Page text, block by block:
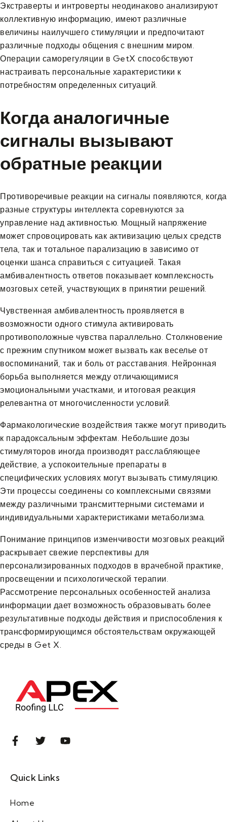
Экстраверты и интроверты неодинаково анализируют
коллективную информацию, имеют различные
величины наилучшего стимуляции и предпочитают
различные подходы общения с внешним миром.
Операции саморегуляции в GetX способствуют
настраивать персональные характеристики к
потребностям определенных ситуаций.
Когда аналогичные
сигналы вызывают
обратные реакции
Противоречивые реакции на сигналы появляются, когда
разные структуры интеллекта соревнуются за
управление над активностью. Мощный напряжение
может спровоцировать как активизацию целых средств
тела, так и тотальное парализацию в зависимо от
оценки шанса справиться с ситуацией. Такая
амбивалентность ответов показывает комплексность
мозговых сетей, участвующих в принятии решений.
Чувственная амбивалентность проявляется в
возможности одного стимула активировать
противоположные чувства параллельно. Столкновение
с прежним спутником может вызвать как веселье от
воспоминаний, так и боль от расставания. Нейронная
борьба выполняется между отличающимися
эмоциональными участками, и итоговая реакция
релевантна от многочисленности условий.
Фармакологические воздействия также могут приводить
к парадоксальным эффектам. Небольшие дозы
стимуляторов иногда производят расслабляющее
действие, а успокоительные препараты в
специфических условиях могут вызывать стимуляцию.
Эти процессы соединены со комплексными связями
между различными трансмиттерными системами и
индивидуальными характеристиками метаболизма.
Понимание принципов изменчивости мозговых реакций
раскрывает свежие перспективы для
персонализированных подходов в врачебной практике,
просвещении и психологической терапии.
Рассмотрение персональных особенностей анализа
информации дает возможность образовывать более
результативные подходы действия и приспособления к
трансформирующимся обстоятельствам окружающей
среды в Get X.
Quick Links
Home